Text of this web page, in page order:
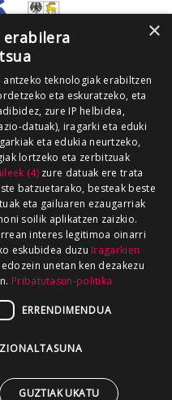
×
erabilera
teknologiak erabiltzen
eta eskuratzeko, eta
zure IP helbidea,
datuak), iragarki eta eduki
eta edukia neurtzeko,
lortzeko eta zerbitzuak
(4)zure datuak ere trata
batzuetarako, besteak beste
eta gailuaren ezaugarriak
soilik aplikatzen zaizkio.
interes legitimoa oinarri
eskubidea duzu Iragarkien
unetan ken dezakezu
Pribatutasun-politika
ERRENDIMENDUA
GUZTIAK UKATU